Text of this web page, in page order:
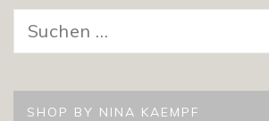
nach:
SHOP BY NINA KAEMPF